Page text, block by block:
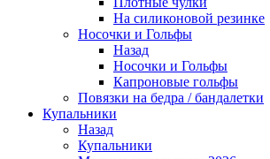
На силиконовой резинке
Носочки и Гольфы
Назад
Носочки и Гольфы
Капроновые гольфы
Повязки на бедра / бандалетки
Купальники
Назад
Купальники